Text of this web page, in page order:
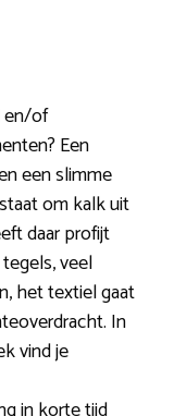
en/of
Een
een slimme
om kalk uit
daar profijt
veel
het textiel gaat
In
vind je